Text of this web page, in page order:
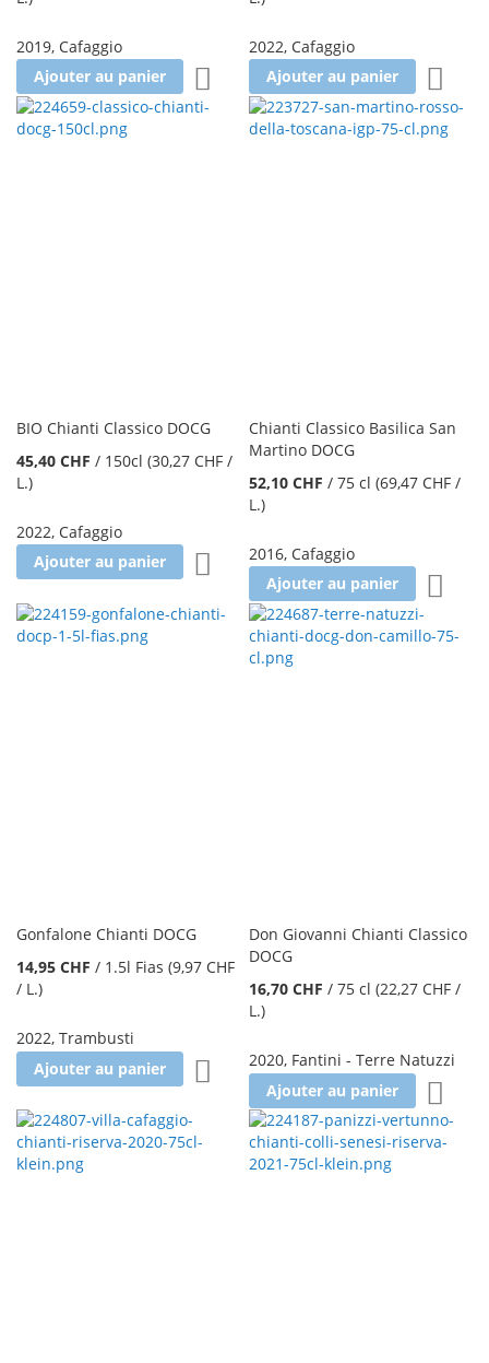
2019, Cafaggio
Ajouter au panier
Ajouter à la liste d'achats
2022, Cafaggio
Ajouter au panier
BIO Chianti Classico DOCG
45,40 CHF / 150cl (30,27 CHF /
L.)
2022, Cafaggio
Ajouter au panier
Ajouter à la liste d'achats
Chianti Classico Basilica San
Martino DOCG
52,10 CHF /75 cl (69,47 CHF /
L.)
2016, Cafaggio
Ajouter au panier
Gonfalone Chianti DOCG
14,95 CHF / 1.5l Fias (9,97 CHF
/ L.)
2022, Trambusti
Ajouter au panier
Ajouter à la liste d'achats
Don Giovanni Chianti Classico
DOCG
16,70 CHF /75 cl (22,27 CHF /
L.)
2020, Fantini - Terre Natuzzi
Ajouter au panier